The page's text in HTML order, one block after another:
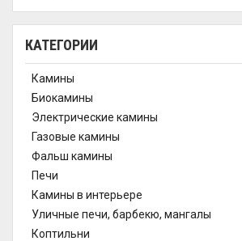
КАТЕГОРИИ
Камины
Биокамины
Электрические камины
Газовые камины
Фальш камины
Печи
Камины в интерьере
Уличные печи, барбекю, мангалы
Коптильни